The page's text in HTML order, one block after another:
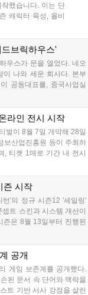
했습니다. 이는 단
캐릭터 육성, 올비
4단계 과정을 통해
검은별 무기, 카라
수 있습니다....
브릭하우스'
우스가 문을 열었다. 네오
이 나와 세운 회사다. 본부
공동대표를, 중국사업실
만에 위메이드맥스의 전
라인 전시 시작
벌이 8월 7일 개막해 28일
보산업진흥원 등이 주최하
, 티켓 1매로 기간 내 전시
키 부문 등 다양한 인디게
대 규모로 열려 인디게임
즌 시작
'의 정규 시즌12 '세일링'
트 스킨과 시스템 개선이
즌은 8월 13일부터 진행된
를 위한 다중 크로노 스피
공개
게임 보존계를 공개했다.
된 문서 속 단어와 맥락을
트 기반 서사 강점을 살린